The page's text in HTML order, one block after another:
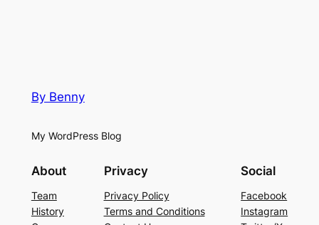
By Benny
My WordPress Blog
About
Team
History
Privacy
Privacy Policy
Terms and Conditions
Social
Facebook
Instagram